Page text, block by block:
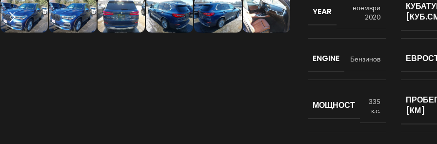
YEAR
ноември
2020
ENGINE Бензинов
МОЩНОСТ
335
к.с.
[КМ]